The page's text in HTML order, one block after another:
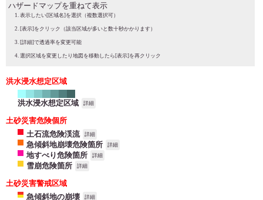
ハザードマップを重ねて表示
表示したい[区域名]を選択（複数選択可）
[表示]をクリック（該当区域が多いと数十秒かかります）
[詳細]で透過率を変更可能
選択区域を変更したり地図を移動したら[表示]を再クリック
洪水浸水想定区域
洪水浸水想定区域 詳細
土砂災害危険個所
土石流危険渓流
詳細
急傾斜地崩壊危険箇所 詳細
地すべり危険箇所 詳細
雪崩危険箇所 詳細
土砂災害警戒区域
急傾斜地の崩壊
詳細